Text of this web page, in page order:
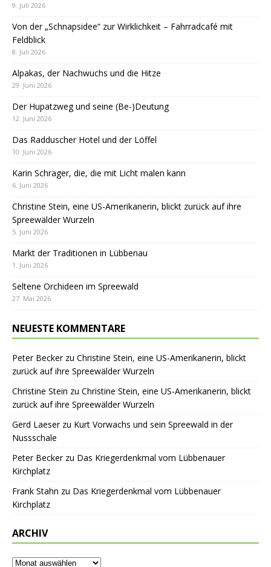
9. Juli 2026
Von der „Schnapsidee“ zur Wirklichkeit – Fahrradcafé mit
Feldblick
8. Juli 2026
Alpakas, der Nachwuchs und die Hitze
29. Juni 2026
Der Hupatzweg und seine (Be-)Deutung
12. Juni 2026
Das Radduscher Hotel und der Löffel
10. Juni 2026
Karin Schrager, die, die mit Licht malen kann
6. Juni 2026
Christine Stein, eine US-Amerikanerin, blickt zurück auf ihre
Spreewälder Wurzeln
5. Juni 2026
Markt der Traditionen in Lübbenau
1. Juni 2026
Seltene Orchideen im Spreewald
27. Mai 2026
NEUESTE KOMMENTARE
Peter Beckerzu Christine Stein, eine US-Amerikanerin, blickt
zurück auf ihre Spreewälder Wurzeln
Christine Stein zu Christine Stein, eine US-Amerikanerin, blickt
zurück auf ihre Spreewälder Wurzeln
Gerd Laeserzu Kurt Vorwachs und sein Spreewald in der
Nussschale
Peter Beckerzu Das Kriegerdenkmal vom Lübbenauer
Kirchplatz
Frank Stahn zu Das Kriegerdenkmal vom Lübbenauer
Kirchplatz
ARCHIV